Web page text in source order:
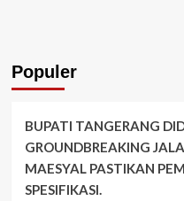
Populer
BUPATI TANGERANG
GROUNDBREAKING
MAESYAL PASTIKAN
SPESIFIKASI.